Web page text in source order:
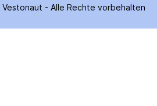
Vestonaut - Alle Rechte vorbehalten